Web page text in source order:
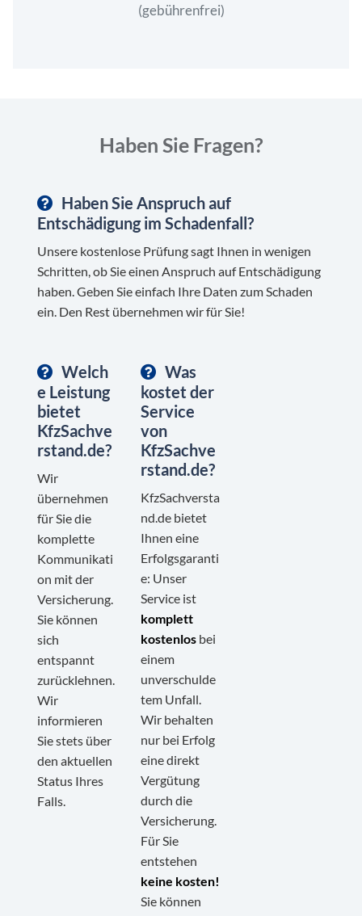
(gebührenfrei)
Haben Sie Fragen?
Haben Sie Anspruch auf
Entschädigung im Schadenfall?
Unsere kostenlose Prüfung sagt Ihnen in wenigen
Schritten, ob Sie einen Anspruch auf Entschädigung
haben. Geben Sie einfach Ihre Daten zum Schaden
ein. Den Rest übernehmen wir für Sie!
Welch
e Leistung
bietet
KfzSachve
rstand.de?
Wir
übernehmen
für Sie die
komplette
Kommunikati
on mit der
Versicherung.
Sie können
sich
entspannt
zurücklehnen.
Wir
informieren
Sie stets über
den aktuellen
Status Ihres
Falls.
Was
kostet der
Service
von
KfzSachve
rstand.de?
KfzSachversta
nd.de bietet
Ihnen eine
Erfolgsgaranti
e: Unser
Service ist
komplett
kostenlos bei
einem
unverschulde
tem Unfall.
Wir behalten
nur bei Erfolg
eine direkt
Vergütung
durch die
Versicherung.
Für Sie
entstehen
keine kosten!
Sie können